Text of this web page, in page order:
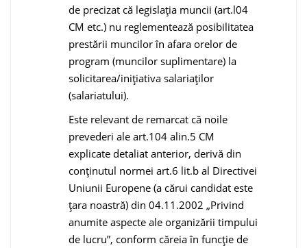
de precizat că legislaţia muncii (art.l04
CM etc.) nu reglementează posibilitatea
prestării muncilor în afara orelor de
program (muncilor suplimentare) la
solicitarea/iniţiativa salariaţilor
(salariatului).
Este relevant de remarcat că noile
prevederi ale art.104 alin.5 CM
explicate detaliat anterior, derivă din
conţinutul normei art.6 lit.b al Directivei
Uniunii Europene (a cărui candidat este
ţara noastră) din 04.11.2002 „Privind
anumite aspecte ale organizării timpului
de lucru”, conform căreia în funcţie de